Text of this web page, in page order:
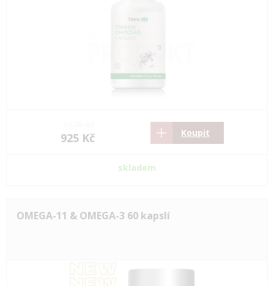
925 Kč Koupit
skladem
OMEGA-11 & OMEGA-3 60 kapslí